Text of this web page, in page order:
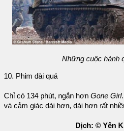
Những cuộc hành
10. Phim dài quá
Chỉ có 134 phút, ngắn hơn Gone Girl
và cảm giác dài hơn, dài hơn rất
Dịch: © Yên